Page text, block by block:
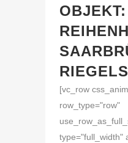
OBJEKT:
[vc_row
row_type="row"
type="full_width"